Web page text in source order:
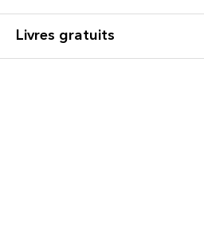
Livres gratuits